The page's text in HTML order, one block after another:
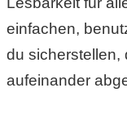
einfachen,
du sicherstellen,
aufeinander